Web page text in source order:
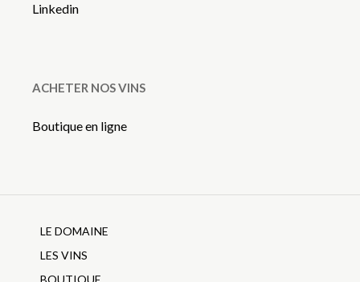
Linkedin
ACHETER NOS VINS
Boutique en ligne
LE DOMAINE
LES VINS
BOUTIQUE